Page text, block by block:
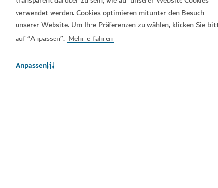
verwendet werden. Cookies optimieren mitunter den Besuch
unserer Website. Um Ihre Präferenzen zu wählen, klicken Sie
auf “Anpassen”. Mehr erfahren
Anpassen
Visit-Dubai-App Dubai-Calendar-App